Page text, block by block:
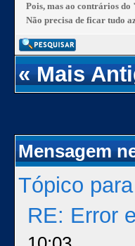
Pois, mas ao contrários
Não precisa de ficar tudo
«Mais
Mensagem
Tópico
RE: Error